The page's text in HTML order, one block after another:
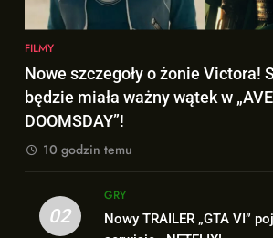
1
Victora! Sue
ważny wątek w
FILMY
2
GRY
FILMY
Nowe szczegoły o żonie Victora!
będzie miała ważny wątek w
DOOMSDAY”!
10 godzin temu
02
GRY
Nowy TRAILER „GTA VI”
FILMY
8
Wiemy KTO stoi
Nowe
Victora! Sue